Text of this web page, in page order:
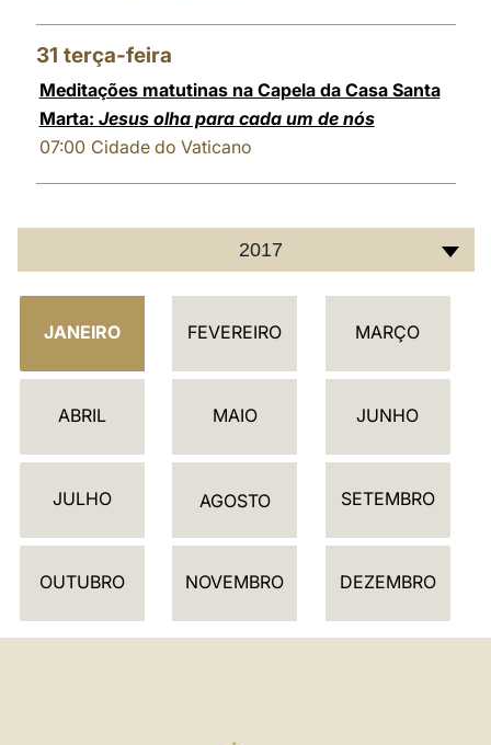
31 terça-feira
Meditações matutinas na Capela da Casa Santa
Marta: Jesus olha para cada um de nós
07:00 Cidade do Vaticano
2017
C
L
D
R
JANEIRO FEVEREIRO MARÇO
ABRIL MAIO JUNHO
JULHO AGOSTO SETEMBRO
OUTUBRO NOVEMBRO DEZEMBRO